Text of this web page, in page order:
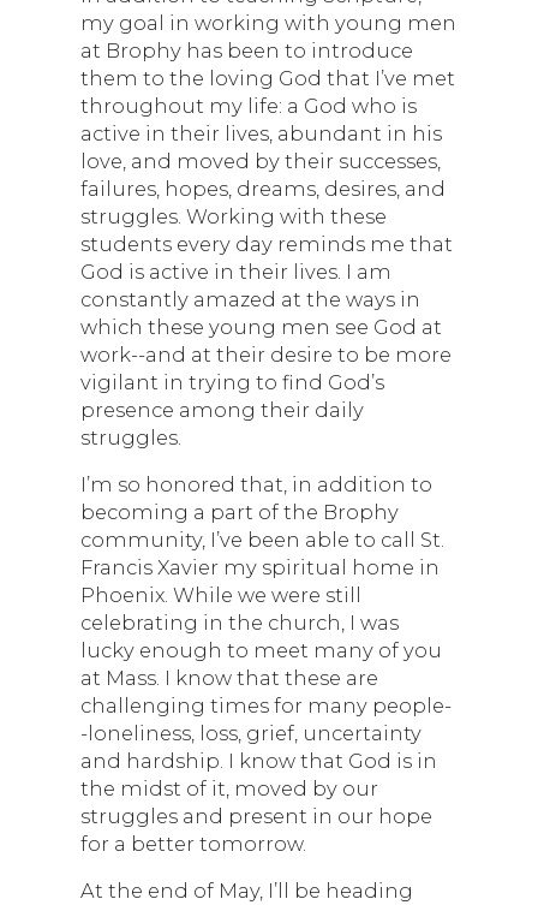
my goal in working with young men
at Brophy has been to introduce
them to the loving God that I’ve met
throughout my life: a God who is
active in their lives, abundant in his
love, and moved by their successes,
failures, hopes, dreams, desires, and
struggles. Working with these
students every day reminds me that
God is active in their lives. I am
constantly amazed at the ways in
which these young men see God at
work--and at their desire to be more
vigilant in trying to find God’s
presence among their daily
struggles.
I’m so honored that, in addition to
becoming a part of the Brophy
community, I’ve been able to call St.
Francis Xavier my spiritual home in
Phoenix. While we were still
celebrating in the church, I was
lucky enough to meet many of you
at Mass. I know that these are
challenging times for many people-
-loneliness, loss, grief, uncertainty
and hardship. I know that God is in
the midst of it, moved by our
struggles and present in our hope
for a better tomorrow.
At the end of May, I’ll be heading